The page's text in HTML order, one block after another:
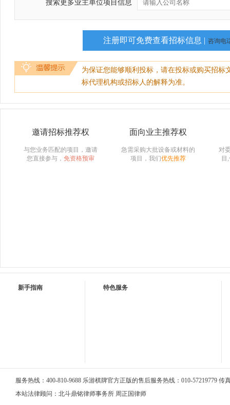
搜索更多业主单位项目信息
注册即可免费查看招标信息 | 咨询电
为保证您能够顺利投标，请在投标或购买招
标代理机构或招标人的解释为准。
邀请招标推荐权
与您业务匹配的项目，邀请
您直接参与， 免资格预审
面向业主推荐权
急需采购大批设备或材料的
项目，我们优先推荐
对
目
新手指南 特色服务
服务热线：400-810-9688 乐游棋牌官方正版的售后服务热线：010-57219779 传
本站法律顾问：北斗鼎铭律师事务所 周正国律师